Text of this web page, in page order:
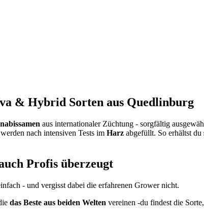
& Hybrid Sorten aus Quedlinburg
aus internationaler Züchtung - sorgfältig
nach intensiven Tests im Harz abgefüllt. So erhältst du
Profis überzeugt
- und vergisst dabei die erfahrenen Grower nicht.
das Beste aus beiden Welten vereinen -du findest die